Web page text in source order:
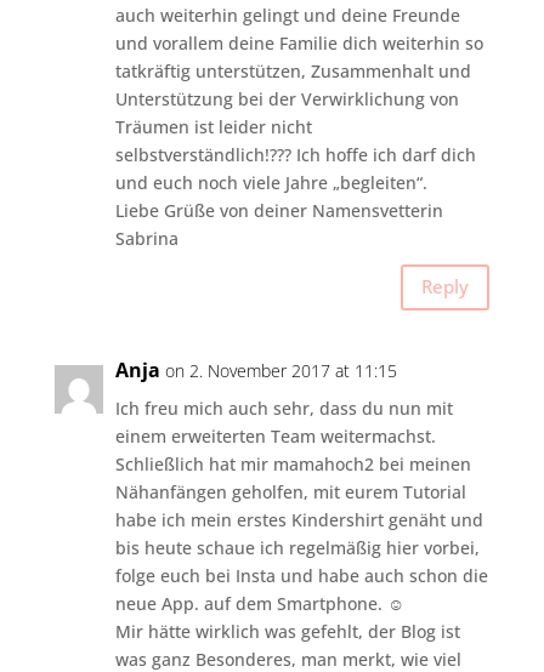
auch weiterhin gelingt und deine Freunde
und vorallem deine Familie dich weiterhin so
tatkräftig unterstützen, Zusammenhalt und
Unterstützung bei der Verwirklichung von
Träumen ist leider nicht
selbstverständlich!??? Ich hoffe ich darf dich
und euch noch viele Jahre „begleiten“.
Liebe Grüße von deiner Namensvetterin
Sabrina
Reply
Anja on 2. November 2017 at 11:15
Ich freu mich auch sehr, dass du nun mit
einem erweiterten Team weitermachst.
Schließlich hat mir mamahoch2 bei meinen
Nähanfängen geholfen, mit eurem Tutorial
habe ich mein erstes Kindershirt genäht und
bis heute schaue ich regelmäßig hier vorbei,
folge euch bei Insta und habe auch schon die
neue App. auf dem Smartphone. ☺
Mir hätte wirklich was gefehlt, der Blog ist
was ganz Besonderes, man merkt, wie viel